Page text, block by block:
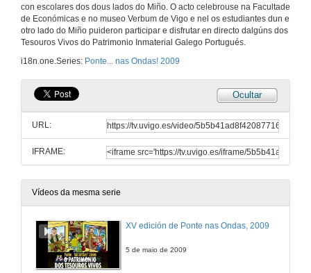
con escolares dos dous lados do Miño. O acto celebrouse na Facultade
de Económicas e no museo Verbum de Vigo e nel os estudiantes dun e
otro lado do Miño puideron participar e disfrutar en directo dalgúns dos
Tesouros Vivos do Patrimonio Inmaterial Galego Portugués.
i18n.one.Series: Ponte... nas Ondas! 2009
Ocultar
URL:
IFRAME:
Vídeos da mesma serie
XV edición de Ponte nas Ondas, 2009
5 de maio de 2009